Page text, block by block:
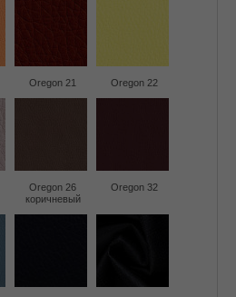
Oregon 21 Oregon 22
Oregon 26
коричневый
Oregon 32